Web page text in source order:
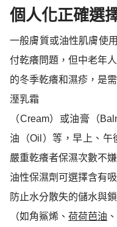
個人化正確選
一般膚質或油性肌膚使
付乾癢問題，但中老年
的冬季乾癢和濕疹，是
溼乳霜
（Cream）或油膏（Ba
油（Oi ）等，早上、午
嚴重乾癢者保濕次數不嫌
油性保濕劑可選擇含有
防止水分散失的儲水與
（如角鯊烯、 荷荷芭油